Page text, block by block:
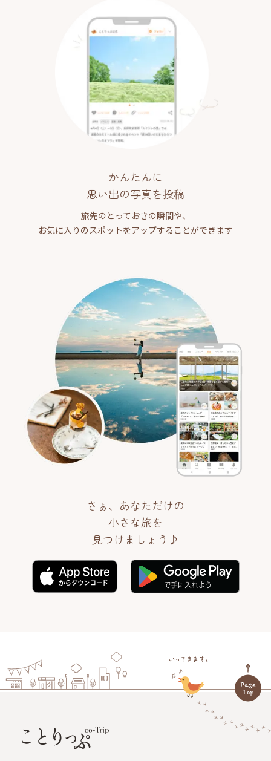
かんたんに
思い出の写真を投稿
旅先のとっておきの瞬間や、
お気に入りのスポットをアップすることができます
さぁ、あなただけの
小さな旅を
見つけましょう♪